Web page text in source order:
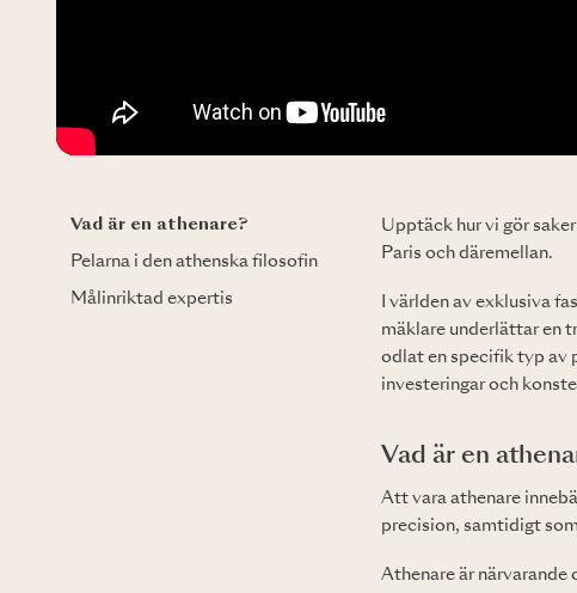
Vad är en athenare?
Pelarna i den athenska filosofin
Målinriktad expertis
Upptäck hur vi gör
Paris och däremellan.
I världen av exklusiva
mäklare underlättar en
odlat en specifik typ av
investeringar och
Vad är en
Att vara athenare
precision, samtidigt
Athenare är närvarande